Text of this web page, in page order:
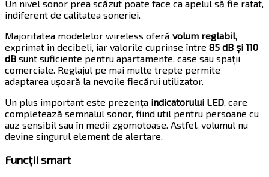
Un nivel sonor prea scăzut poate face ca apelul să fie ratat,
indiferent de calitatea soneriei.
Majoritatea modelelor wireless oferă volum reglabil
exprimat în decibeli, iar valorile cuprinse între 85 dB și 110
dB sunt suficiente pentru apartamente, case sau spații
comerciale. Reglajul pe mai multe trepte permite
adaptarea ușoară la nevoile fiecărui utilizator.
Un plus important este prezența indicatorului LED , care
completează semnalul sonor, fiind util pentru persoane cu
auz sensibil sau în medii zgomotoase. Astfel, volumul nu
devine singurul element de alertare.
Funcții smart